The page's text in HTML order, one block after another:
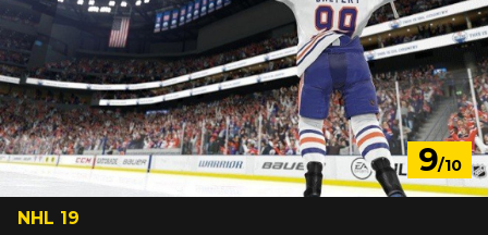
9/10
NHL 19